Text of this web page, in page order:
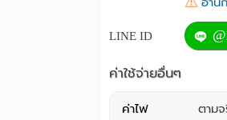
LINE ID
ค่าใช้จ่ายอื่นๆ
ค่าไฟ
ตาม